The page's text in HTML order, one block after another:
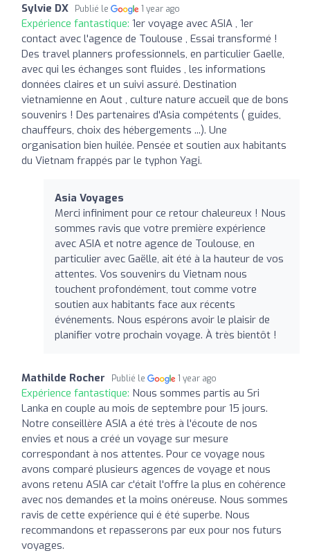
Sylvie DX Publié le 1 year ago
Expérience fantastique: 1er voyage avec ASIA , 1er
contact avec l'agence de Toulouse , Essai transformé !
Des travel planners professionnels, en particulier Gaelle,
avec qui les échanges sont fluides , les informations
données claires et un suivi assuré. Destination
vietnamienne en Aout , culture nature accueil que de bons
souvenirs ! Des partenaires d'Asia compétents ( guides,
chauffeurs, choix des hébergements ...). Une
organisation bien huilée. Pensée et soutien aux habitants
du Vietnam frappés par le typhon Yagi.
Asia Voyages
Merci infiniment pour ce retour chaleureux ! Nous
sommes ravis que votre première expérience
avec ASIA et notre agence de Toulouse, en
particulier avec Gaëlle, ait été à la hauteur de vos
attentes. Vos souvenirs du Vietnam nous
touchent profondément, tout comme votre
soutien aux habitants face aux récents
événements. Nous espérons avoir le plaisir de
planifier votre prochain voyage. À très bientôt !
Mathilde Rocher Publié le 1 year ago
Expérience fantastique: Nous sommes partis au Sri
Lanka en couple au mois de septembre pour 15 jours.
Notre conseillère ASIA a été très à l'écoute de nos
envies et nous a créé un voyage sur mesure
correspondant à nos attentes. Pour ce voyage nous
avons comparé plusieurs agences de voyage et nous
avons retenu ASIA car c'était l'offre la plus en cohérence
avec nos demandes et la moins onéreuse. Nous sommes
ravis de cette expérience qui é été superbe. Nous
recommandons et repasserons par eux pour nos futurs
voyages.